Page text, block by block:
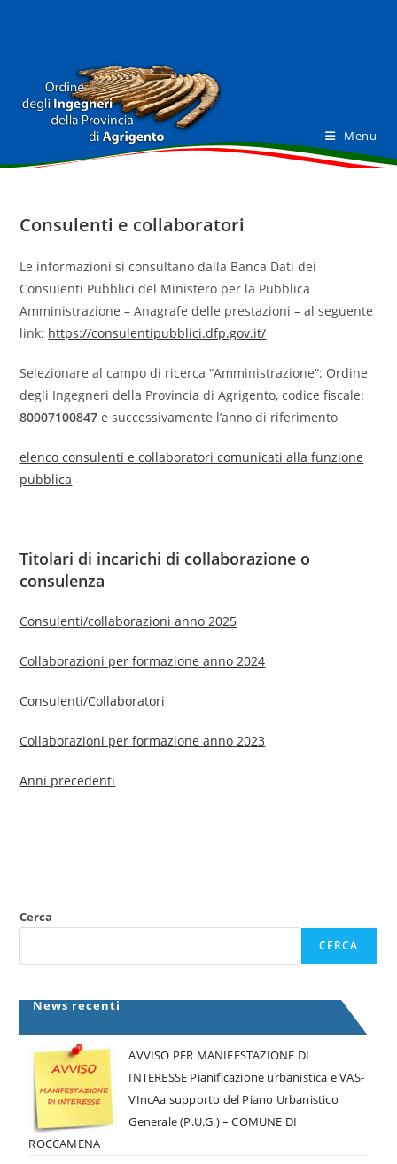
Menu
Consulenti e collaboratori
Le informazioni si consultano dalla Banca Dati dei
Consulenti Pubblici del Ministero per la Pubblica
Amministrazione – Anagrafe delle prestazioni – al seguente
link: https://consulentipubblici.dfp.gov.it/
Selezionare al campo di ricerca “Amministrazione”: Ordine
degli Ingegneri della Provincia di Agrigento, codice fiscale:
80007100847 e successivamente l’anno di riferimento
elenco consulenti e collaboratori comunicati alla funzione
pubblica
Titolari di incarichi di collaborazione o
consulenza
Consulenti/collaborazioni anno 2025
Collaborazioni per formazione anno 2024
Consulenti/Collaboratori
Collaborazioni per formazione anno 2023
Anni precedenti
Cerca
CERCA
News recenti
AVVISO PER MANIFESTAZIONE DI
INTERESSE Pianificazione urbanistica e VAS-
VIncAa supporto del Piano Urbanistico
Generale (P.U.G.) – COMUNE DI
ROCCAMENA